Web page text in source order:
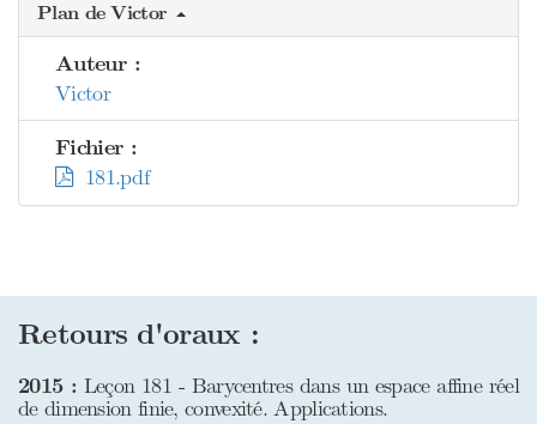
Plan de Victor
Auteur :
Victor
Fichier :
181.pdf
Retours d'oraux :
2015 : Leçon 181 - Barycentres dans un espace affine réel
de dimension finie, convexité. Applications.